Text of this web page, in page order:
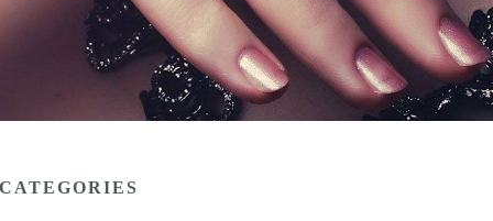
CATEGORIES